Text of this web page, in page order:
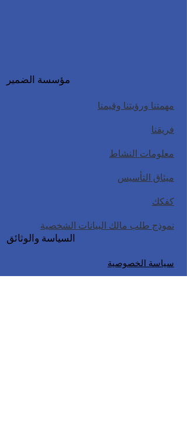
مؤسسة الضمير
مهمتنا ورؤيتنا وقيمنا
فريقنا
معلومات النشاط
ميثاق التأسيس
كفكك
نموذج طلب مالك البيانات الشخصية
السياسة والوثائق
سياسة الخصوصية